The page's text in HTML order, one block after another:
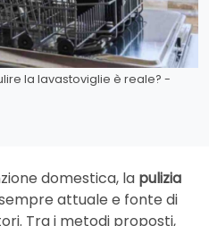
la lavastoviglie è reale? -
domestica, la pulizia
attuale e fonte di
Tra i metodi proposti,